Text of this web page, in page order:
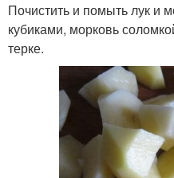
Почистить и помыть лук и
кубиками, морковь
терке.